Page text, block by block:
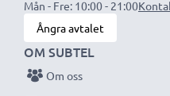
Mån - Fre: 10:00 - 21:00
Ångra avtalet
OM SUBTEL
Om oss